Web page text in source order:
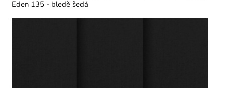
Eden 135 - bledě šedá